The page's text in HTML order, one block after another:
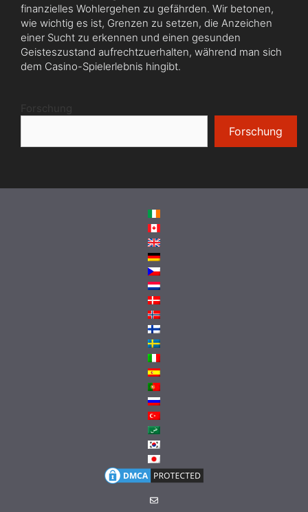
finanzielles Wohlergehen zu gefährden. Wir betonen,
wie wichtig es ist, Grenzen zu setzen, die Anzeichen
einer Sucht zu erkennen und einen gesunden
Geisteszustand aufrechtzuerhalten, während man sich
dem Casino-Spielerlebnis hingibt.
Forschung
Forschung